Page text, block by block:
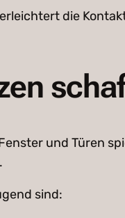
die
und Türen
sind: